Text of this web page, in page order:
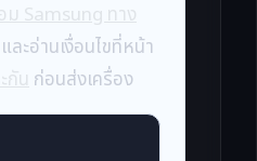
และอ่านเงื่อนไขที่หน้า
ก่อนส่งเครื่อง